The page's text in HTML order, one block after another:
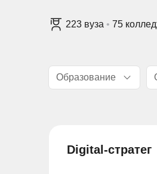
223 вуза • 75
Образование
Digital-стратег